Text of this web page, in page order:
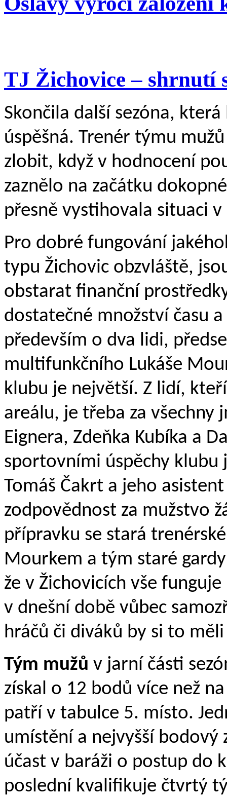
TJ Žichovice – shrnutí
Skončila další sezóna,
úspěšná. Trenér týmu
zlobit, když v hodnocení
zaznělo na začátku
přesně vystihovala situaci
Pro dobré fungování
typu Žichovic obzvláště,
obstarat finanční
dostatečné množství času
především o dva lidi,
multifunkčního Lukáše
klubu je největší. Z lidí,
areálu, je třeba za všechny
Eignera, Zdeňka Kubíka a
sportovními úspěchy klubu
Tomáš Čakrt a jeho
zodpovědnost za mužstvo
přípravku se stará
Mourkem a tým staré
že v Žichovicích vše
v dnešní době vůbec
hráčů či diváků by si to
Tým mužů v jarní části
získal o 12 bodů více než
patří v tabulce 5. místo.
umístění a nejvyšší bodový
účast v baráži o postup do
poslední kvalifikuje čtvrtý